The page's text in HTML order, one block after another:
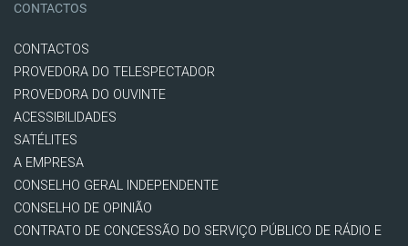
CONTACTOS
CONTACTOS
PROVEDORA DO TELESPECTADOR
PROVEDORA DO OUVINTE
ACESSIBILIDADES
SATÉLITES
A EMPRESA
CONSELHO GERAL INDEPENDENTE
CONSELHO DE OPINIÃO
CONTRATO DE CONCESSÃO DO SERVIÇO PÚBLICO DE RÁDIO E